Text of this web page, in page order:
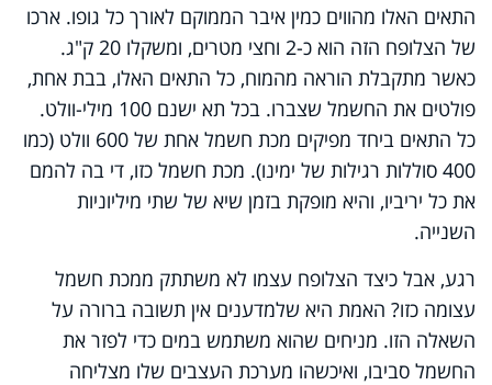
התאים האלו מהווים כמין איבר הממוקם לאורך כל גופו. ארכו
של הצלופח הזה הוא כ-2 וחצי מטרים, ומשקלו 20 ק"ג.
כאשר מתקבלת הוראה מהמוח, כל התאים האלו, בבת אחת,
פולטים את החשמל שצברו. בכל תא ישנם 100 מילי-וולט.
כל התאים ביחד מפיקים מכת חשמל אחת של 600 וולט (כמו
400 סוללות רגילות של ימינו). מכת חשמל כזו, די בה להמם
את כל יריביו, והיא מופקת בזמן שיא של שתי מיליוניות
השנייה.
רגע, אבל כיצד הצלופח עצמו לא משתתק ממכת חשמל
עצומה כזו? האמת היא שלמדענים אין תשובה ברורה על
השאלה הזו. מניחים שהוא משתמש במים כדי לפזר את
החשמל סביבו, ואיכשהו מערכת העצבים שלו מצליחה